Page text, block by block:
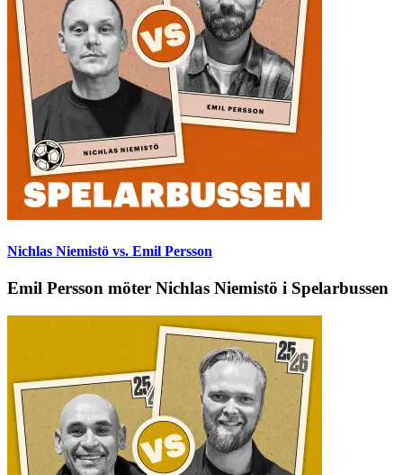
Nichlas Niemistö vs. Emil Persson
Emil Persson möter Nichlas Niemistö i Spelarbussen